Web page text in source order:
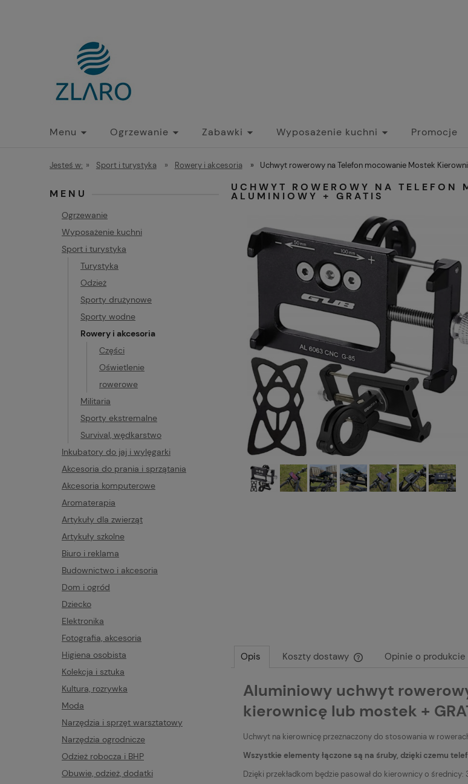
Menu Ogrzewanie Zabawki Wyposażenie kuchni Promocje
Jesteś w: » Sport i turystyka » Rowery i akcesoria » Uchwyt rowerowy na Telefon mocowanie Mostek
MENU
Ogrzewanie
Wyposażenie kuchni
Sport i turystyka
Turystyka
Odzież
Sporty drużynowe
Sporty wodne
Rowery i akcesoria
Części
Oświetlenie
rowerowe
Militaria
Sporty ekstremalne
Survival, wędkarstwo
Inkubatory do jaj i wylęgarki
Akcesoria do prania i sprzątania
Akcesoria komputerowe
Aromaterapia
Artykuły dla zwierząt
Artykuły szkolne
Biuro i reklama
Budownictwo i akcesoria
Dom i ogród
Dziecko
Elektronika
Fotografia, akcesoria
Higiena osobista
Kolekcja i sztuka
Kultura, rozrywka
Moda
Narzędzia i sprzęt warsztatowy
Narzędzia ogrodnicze
Odzież robocza i BHP
Obuwie, odzież, dodatki
UCHWYT ROWEROWY NA TELEFON
ALUMINIOWY + GRATIS
Opis Koszty dostawy
Cena nie zawiera
płatności
Opinie o produkcie
Aluminiowy uchwyt
kierownicę lub mostek +
Uchwyt na kierownicę przeznaczony do stosowania w
Wszystkie elementy łączone są na śruby, dzięki czemu
Dzięki przekładkom będzie pasował do kierownicy o średnicy: